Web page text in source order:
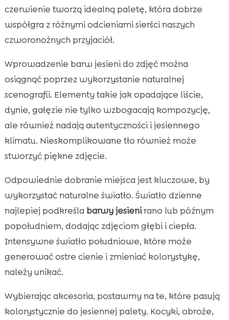
czerwienie tworzą idealną paletę, która dobrze
współgra z różnymi odcieniami sierści naszych
czworonożnych przyjaciół.
Wprowadzenie barw jesieni do zdjęć można
osiągnąć poprzez wykorzystanie naturalnej
scenografii. Elementy takie jak opadające liście,
dynie, gałęzie nie tylko wzbogacają kompozycję,
ale również nadają autentyczności i jesiennego
klimatu. Nieskomplikowane tło również może
stworzyć piękne zdjęcie.
Odpowiednie dobranie miejsca jest kluczowe, by
wykorzystać naturalne światło. Światło dzienne
najlepiej podkreśla barwy jesienirano lub późnym
popołudniem, dodając zdjęciom głębi i ciepła.
Intensywne światło południowe, które może
generować ostre cienie i zmieniać kolorystykę,
należy unikać.
Wybierając akcesoria, postawmy na te, które pasują
kolorystycznie do jesiennej palety. Kocyki, obroże,